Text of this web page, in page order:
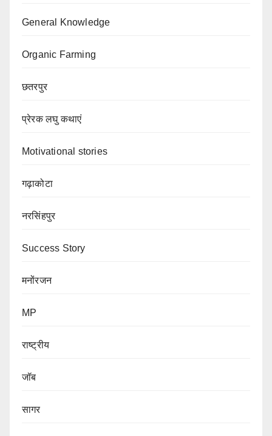
General Knowledge
Organic Farming
छतरपुर
प्रेरक लघु कथाएं
Motivational stories
गढ़ाकोटा
नरसिंहपुर
Success Story
मनोंरजन
MP
राष्ट्रीय
जॉब
सागर